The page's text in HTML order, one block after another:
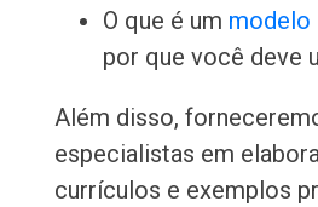
O que é um modelo
por que você deve
Além disso,
especialistas em
currículos e exemplos